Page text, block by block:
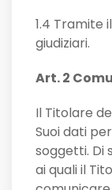
1.4 Tramite
giudiziari.
Art. 2
Il Titolare
Suoi dati
soggetti. Di
ai quali il